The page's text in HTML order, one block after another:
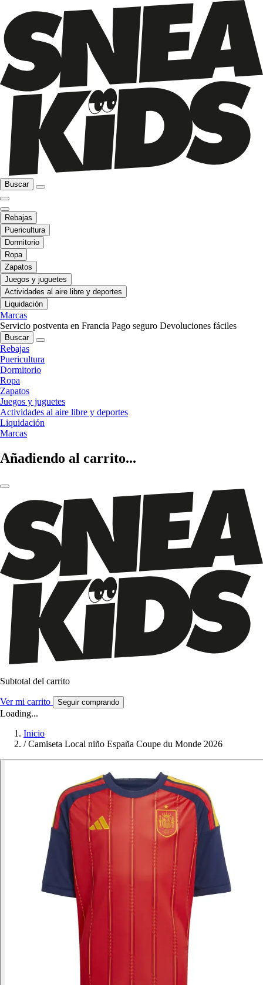
Buscar
Rebajas
Puericultura
Dormitorio
Ropa
Zapatos
Juegos y juguetes
Actividades al aire libre y deportes
Liquidación
Marcas
Servicio postventa en Francia Pago seguro Devoluciones fáciles
Buscar
Rebajas
Puericultura
Dormitorio
Ropa
Zapatos
Juegos y juguetes
Actividades al aire libre y deportes
Liquidación
Marcas
Añadiendo al carrito...
Subtotal del carrito
Ver mi carrito Seguir comprando
Loading...
Inicio
/ Camiseta Local niño España Coupe du Monde 2026